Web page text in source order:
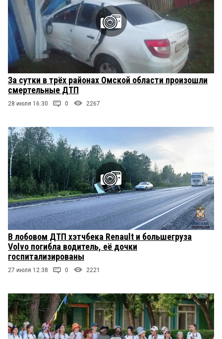
За сутки в трёх районах Омской области произошли
смертельные ДТП
28 июля 16:30 0 2267
В лобовом ДТП хэтчбека Renault и большегруза
Volvo погибла водитель, её дочки
госпитализированы
27 июля 12:38 0 2221